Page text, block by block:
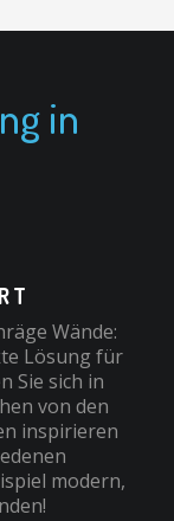
in
Wände:
Lösung für
Sie sich in
von den
inspirieren
modern,